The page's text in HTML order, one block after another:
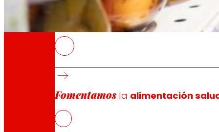
CompromisosEROSKI
Fomentamosla alimentación
Las tiendas EROSKI señalizan ya 29
También ha comenzado a incorporar de
EROSKI ha validado el uso de este